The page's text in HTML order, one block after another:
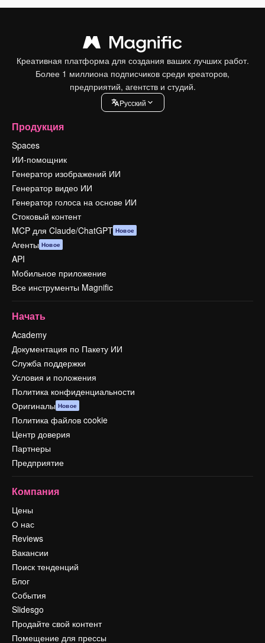
Креативная платформа для создания ваших лучших работ.
Более 1 миллиона подписчиков среди креаторов,
предприятий, агентств и студий.
Pусский
Продукция
Spaces
ИИ-помощник
Генератор изображений ИИ
Генератор видео ИИ
Генератор голоса на основе ИИ
Стоковый контент
MCP для Claude/ChatGPT Новое
Агенты Новое
API
Мобильное приложение
Все инструменты Magnific
Начать
Academy
Документация по Пакету ИИ
Служба поддержки
Условия и положения
Политика конфиденциальности
Оригиналы Новое
Политика файлов cookie
Центр доверия
Партнеры
Предприятие
Компания
Цены
О нас
Reviews
Вакансии
Поиск тенденций
Блог
События
Slidesgo
Продайте свой контент
Помещение для прессы